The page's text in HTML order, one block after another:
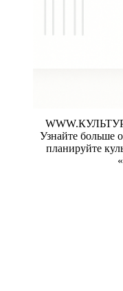
Узнайте больше
планируйте